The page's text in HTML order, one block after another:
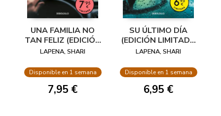
UNA FAMILIA NO
TAN FELIZ (EDICIÓN
LIMITADA A PRECIO
LAPENA, SHARI
Disponible en 1 semana
7,95 €
SU ÚLTIMO DÍA
(EDICIÓN LIMITADA
A PRECIO
LAPENA, SHARI
Disponible en 1 semana
6,95 €